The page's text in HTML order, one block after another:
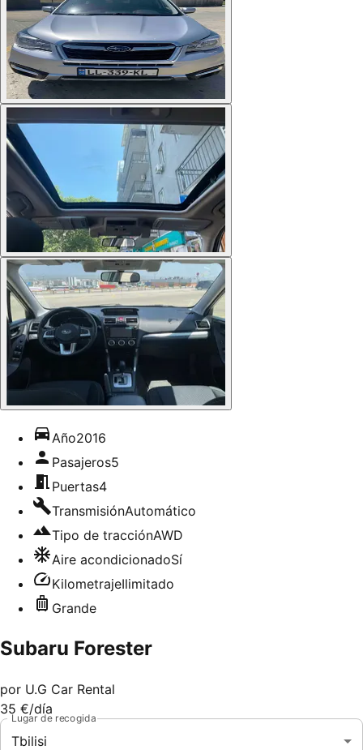
Año2016
Pasajeros5
Puertas4
TransmisiónAutomático
Tipo de tracciónAWD
Aire acondicionadoSí
KilometrajeIlimitado
Grande
Subaru Forester
por U.G Car Rental
35 €/día
Lugar de recogida
Tbilisi